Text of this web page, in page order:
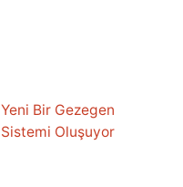
Yeni Bir Gezegen
Sistemi Oluşuyor